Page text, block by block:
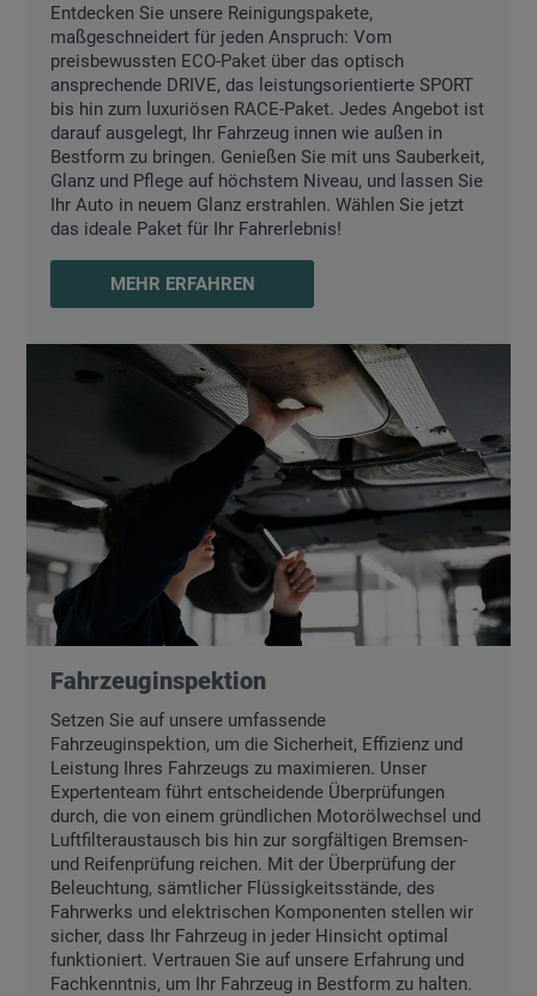
Entdecken Sie unsere Reinigungspakete,
maßgeschneidert für jeden Anspruch: Vom
preisbewussten ECO-Paket über das optisch
ansprechende DRIVE, das leistungsorientierte SPORT
bis hin zum luxuriösen RACE-Paket. Jedes Angebot ist
darauf ausgelegt, Ihr Fahrzeug innen wie außen in
Bestform zu bringen. Genießen Sie mit uns Sauberkeit,
Glanz und Pflege auf höchstem Niveau, und lassen Sie
Ihr Auto in neuem Glanz erstrahlen. Wählen Sie jetzt
das ideale Paket für Ihr Fahrerlebnis!
MEHR ERFAHREN
Fahrzeuginspektion
Setzen Sie auf unsere umfassende
Fahrzeuginspektion, um die Sicherheit, Effizienz und
Leistung Ihres Fahrzeugs zu maximieren. Unser
Expertenteam führt entscheidende Überprüfungen
durch, die von einem gründlichen Motorölwechsel und
Luftfilteraustausch bis hin zur sorgfältigen Bremsen-
und Reifenprüfung reichen. Mit der Überprüfung der
Beleuchtung, sämtlicher Flüssigkeitsstände, des
Fahrwerks und elektrischen Komponenten stellen wir
sicher, dass Ihr Fahrzeug in jeder Hinsicht optimal
funktioniert. Vertrauen Sie auf unsere Erfahrung und
Fachkenntnis, um Ihr Fahrzeug in Bestform zu halten.